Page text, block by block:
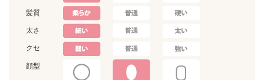
髪質
太さ
クセ
顔型